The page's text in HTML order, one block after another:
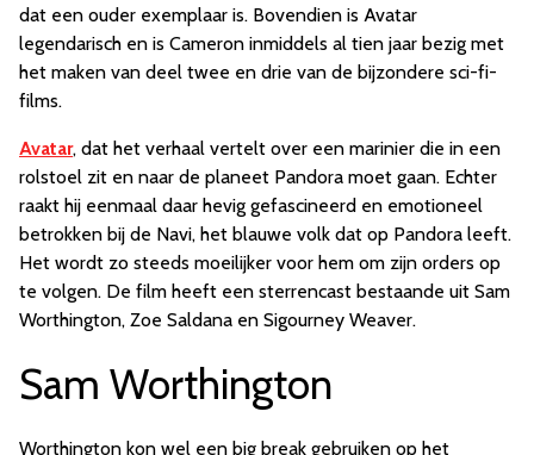
dat een ouder exemplaar is. Bovendien is Avatar
legendarisch en is Cameron inmiddels al tien jaar bezig met
het maken van deel twee en drie van de bijzondere sci-fi-
films.
Avatar, dat het verhaal vertelt over een marinier die in een
rolstoel zit en naar de planeet Pandora moet gaan. Echter
raakt hij eenmaal daar hevig gefascineerd en emotioneel
betrokken bij de Navi, het blauwe volk dat op Pandora leeft.
Het wordt zo steeds moeilijker voor hem om zijn orders op
te volgen. De film heeft een sterrencast bestaande uit Sam
Worthington, Zoe Saldana en Sigourney Weaver.
Sam Worthington
Worthington kon wel een big break gebruiken op het